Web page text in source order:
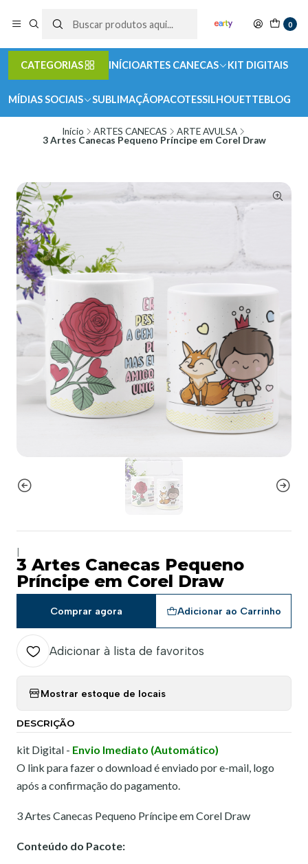
0
CATEGORIAS INÍCIOARTES CANECAS KIT DIGITAIS
MÍDIAS SOCIAIS SUBLIMAÇÃOPACOTESSILHOUETTEBLOG
Início ARTES CANECAS
ARTE AVULSA
3 Artes Canecas Pequeno Príncipe em Corel Draw
3 Artes Canecas Pequeno
Príncipe em Corel Draw
Adicionar ao Carrinho
Comprar agora
Adicionar à lista de favoritos
Mostrar estoque de locais
DESCRIÇÃO
kit Digital - Envio Imediato (Automático)
O link para fazer o download é enviado por e-mail, logo
após a confirmação do pagamento.
3 Artes Canecas Pequeno Príncipe em Corel Draw
Conteúdo do Pacote: